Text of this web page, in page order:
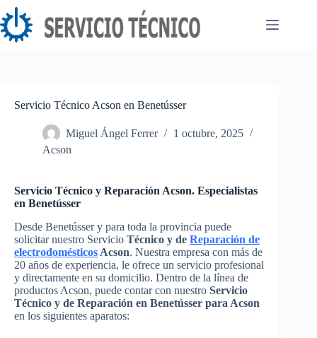
Saltar
al
contenido
Servicio Técnico Acson en Benetússer
Miguel Ángel Ferrer
1 octubre, 2025
Acson
Servicio Técnico y Reparación Acson. Especialistas
en Benetússer
Desde Benetússer y para toda la provincia puede
solicitar nuestro Servicio Técnico y de Reparación de
electrodomésticos Acson. Nuestra empresa con más de
20 años de experiencia, le ofrece un servicio profesional
y directamente en su domicilio. Dentro de la línea de
productos Acson, puede contar con nuestro Servicio
Técnico y de Reparación en Benetússer para Acson
en los siguientes aparatos: